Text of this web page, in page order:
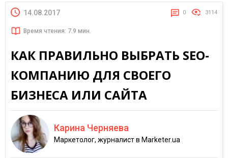
14.08.2017 0 3114
Время чтения: 7.9 мин.
КАК ПРАВИЛЬНО ВЫБРАТЬ SEO-
КОМПАНИЮ ДЛЯ СВОЕГО
БИЗНЕСА ИЛИ САЙТА
Карина Черняева
Маркетолог, журналист в Marketer.ua